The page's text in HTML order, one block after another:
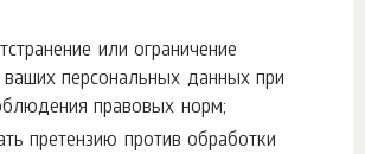
или ограничение
персональных данных при
правовых норм;
претензию против обработки